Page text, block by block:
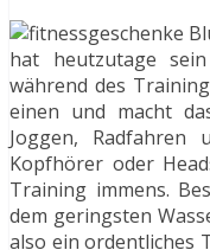
hat heutzutage
während des
einen und macht
Joggen, Radfahren
Kopfhörer oder
Training immens.
dem geringsten
also ein ordentliches